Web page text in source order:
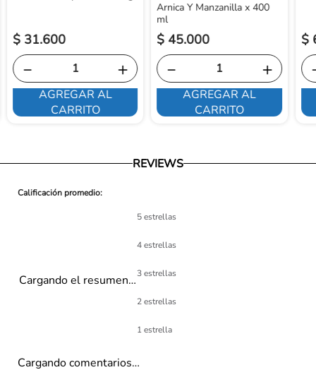
$ 31.600
＋
－
AGREGAR AL
CARRITO
Arnica Y Manzanilla x 400
ml
$ 45.000
＋
－
AGREGAR AL
CARRITO
$
REVIEWS
Cargando el resumen…
5 estrellas
4 estrellas
3 estrellas
2 estrellas
1 estrella
Cargando comentarios…